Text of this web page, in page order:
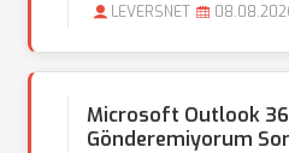
LEVERSNET
Microsoft Outlook
Gönderemiyorum